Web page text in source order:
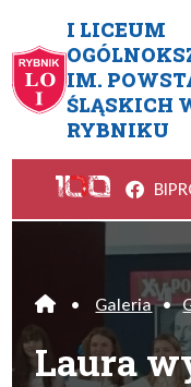
I LICEUM
IM.
ŚLĄSKICH
RYBNIKU
Laura
BIP
Home
• Galeria •
Laura